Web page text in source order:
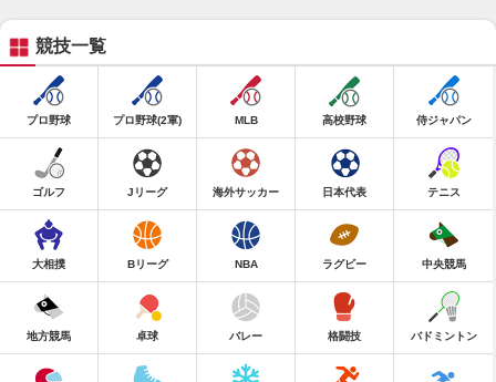
競技一覧
プロ野球 プロ野球(2軍) MLB 高校野球 侍ジャパン
ゴルフ Jリーグ 海外サッカー 日本代表 テニス
大相撲 Bリーグ NBA ラグビー 中央競馬
地方競馬 卓球 バレー 格闘技 バドミントン